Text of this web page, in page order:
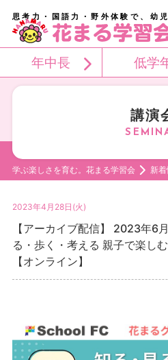
思考力・国語力・野外体験で、幼
年中長 低学
講演
学ぶ楽しさを育む。花まる学習会 新
2023年4月28日(火)
【アーカイブ配信】 2023年6
る・歩く・考える 親子で楽し
【オンライン】